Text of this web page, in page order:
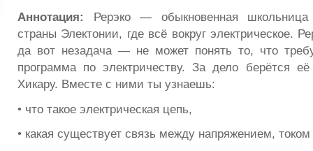
Аннотация: Рерэко — обыкновенная школьница
страны Электонии, где всё вокруг электрическое.
да вот незадача — не может понять то, что
программа по электричеству. За дело берётся
Хикару. Вместе с ними ты узнаешь:
• что такое электрическая цепь,
• какая существует связь между напряжением,